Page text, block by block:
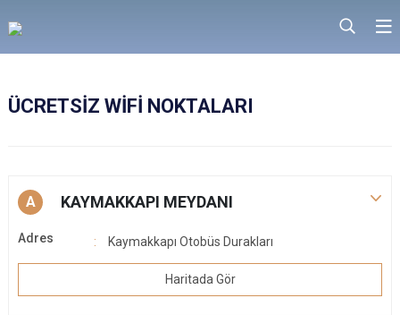
ÜCRETSİZ WİFİ NOKTALARI
A KAYMAKKAPI MEYDANI
Adres Kaymakkapı Otobüs Durakları
Haritada Gör